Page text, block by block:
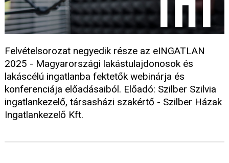
Felvételsorozat negyedik része az eINGATLAN
2025 - Magyarországi lakástulajdonosok és
lakáscélú ingatlanba fektetők webinárja és
konferenciája előadásaiból. Előadó: Szilber Szilvia
ingatlankezelő, társasházi szakértő - Szilber Házak
Ingatlankezelő Kft.